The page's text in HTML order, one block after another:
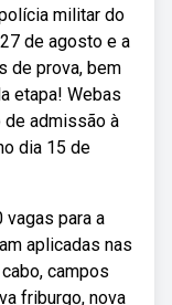
militar do
de agosto e a
de prova, bem
etapa! Webas
admissão à
dia 15 de
para a
aplicadas nas
campos
friburgo, nova